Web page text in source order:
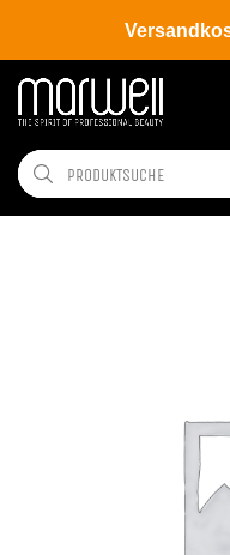
Shop Hair Coloration